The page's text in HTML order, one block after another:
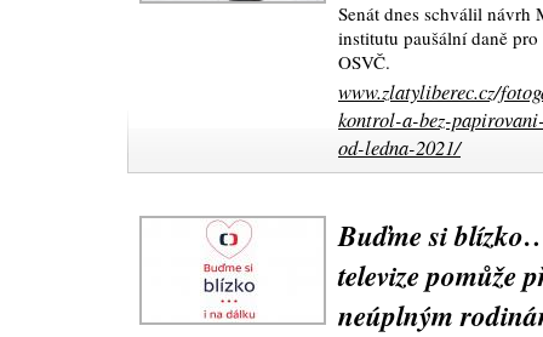
Senát dnes schválil návrh
institutu paušální daně
OSVČ.
www.zlatyliberec.cz/
kontrol-a-bez-
od-ledna-2021/
Buďme si
televize pomůže
neúplným